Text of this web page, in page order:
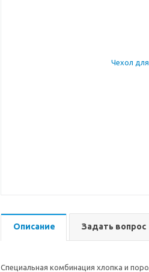
Описание Задать вопрос
Специальная комбинация хлопка и